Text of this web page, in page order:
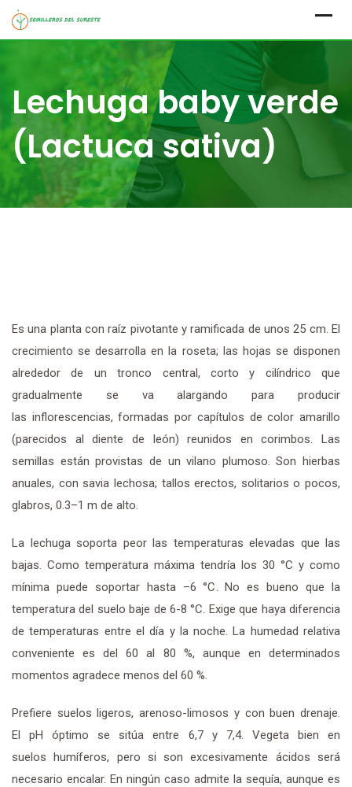
Skip
Lechuga baby verde
(Lactuca sativa)
Es una planta con raíz pivotante y ramificada de unos 25 cm. El
crecimiento se desarrolla en la roseta; las hojas se disponen
alrededor de un tronco central, corto y cilíndrico que
gradualmente se va alargando para producir
las inflorescencias, formadas por capítulos de color amarillo
(parecidos al diente de león) reunidos en corimbos. Las
semillas están provistas de un vilano plumoso. Son hierbas
anuales, con savia lechosa; tallos erectos, solitarios o pocos,
glabros, 0.3–1 m de alto.
La lechuga soporta peor las temperaturas elevadas que las
bajas. Como temperatura máxima tendría los 30 °C y como
mínima puede soportar hasta –6 °C. No es bueno que la
temperatura del suelo baje de 6-8 °C. Exige que haya diferencia
de temperaturas entre el día y la noche. La humedad relativa
conveniente es del 60 al 80 %, aunque en determinados
momentos agradece menos del 60 %.
Prefiere suelos ligeros, arenoso-limosos y con buen drenaje.
El pH óptimo se sitúa entre 6,7 y 7,4. Vegeta bien en
suelos humíferos, pero si son excesivamente ácidos será
necesario encalar. En ningún caso admite la sequía, aunque es